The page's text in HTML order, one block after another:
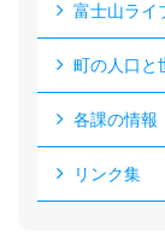
富士山ライ
町の人口と
各課の情報
リンク集